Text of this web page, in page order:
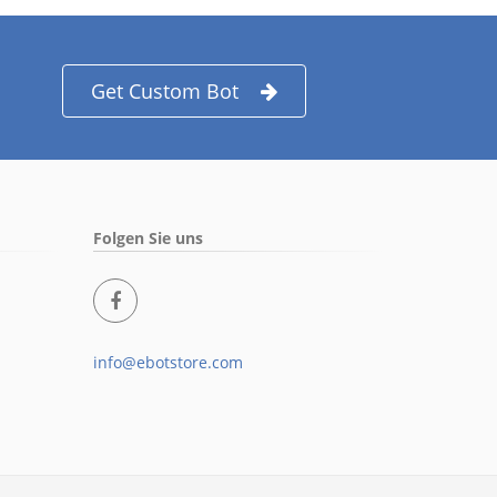
Get Custom Bot
Folgen Sie uns
info@ebotstore.com